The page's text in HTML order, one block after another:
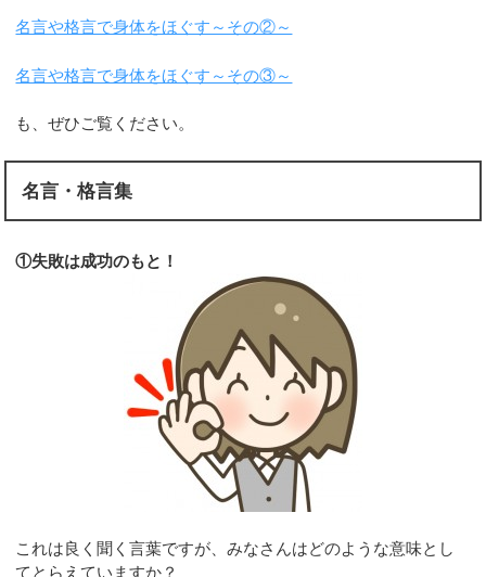
名言や格言で身体をほぐす～その②～
名言や格言で身体をほぐす～その③～
も、ぜひご覧ください。
名言・格言集
①失敗は成功のもと！
これは良く聞く言葉ですが、みなさんはどのような意味とし
てとらえていますか？